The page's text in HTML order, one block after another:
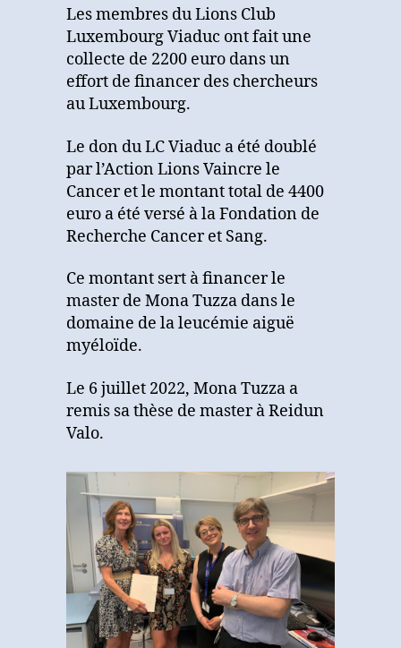
Les membres du Lions Club
Luxembourg Viaduc ont fait une
collecte de 2200 euro dans un
effort de financer des chercheurs
au Luxembourg.
Le don du LC Viaduc a été doublé
par l’Action Lions Vaincre le
Cancer et le montant total de 4400
euro a été versé à la Fondation de
Recherche Cancer et Sang.
Ce montant sert à financer le
master de Mona Tuzza dans le
domaine de la leucémie aiguë
myéloïde.
Le 6 juillet 2022, Mona Tuzza a
remis sa thèse de master à Reidun
Valo.